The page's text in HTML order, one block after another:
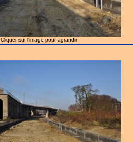
Cliquer sur l'image pour agrandir